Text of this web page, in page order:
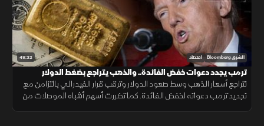
49:32 الشرق Bloomberg اقتصاد
ترمب يجدد دعوات خفض الفائدة.. والذهب يتراجع بضغط الدولار
تتراجع أسعار الذهب وسط صعود الدولار وترقب قرار الفيدرالي بالتزامن مع
تجديد ترمب دعواته لخفض الفائدة. كما تضررت أسهم أشباه الموصلات من